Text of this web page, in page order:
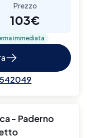
Prezzo
103€
immediata
- Paderno